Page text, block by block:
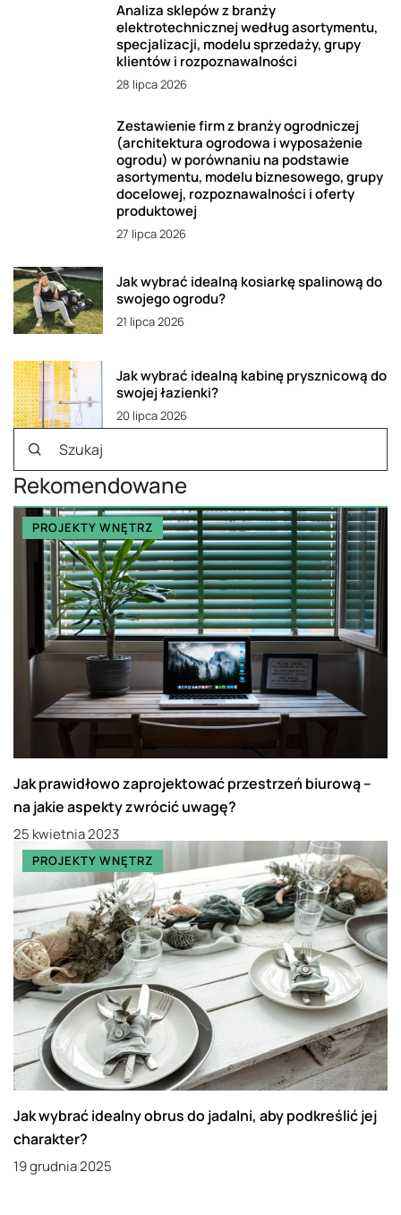
Analiza sklepów z branży
elektrotechnicznej według asortymentu,
specjalizacji, modelu sprzedaży, grupy
klientów i rozpoznawalności
28 lipca 2026
Zestawienie firm z branży ogrodniczej
(architektura ogrodowa i wyposażenie
ogrodu) w porównaniu na podstawie
asortymentu, modelu biznesowego, grupy
docelowej, rozpoznawalności i oferty
produktowej
27 lipca 2026
Jak wybrać idealną kosiarkę spalinową do
swojego ogrodu?
21 lipca 2026
Jak wybrać idealną kabinę prysznicową do
swojej łazienki?
20 lipca 2026
Rekomendowane
PROJEKTY WNĘTRZ
Jak prawidłowo zaprojektować przestrzeń biurową –
na jakie aspekty zwrócić uwagę?
25 kwietnia 2023
PROJEKTY WNĘTRZ
Jak wybrać idealny obrus do jadalni, aby podkreślić jej
charakter?
19 grudnia 2025